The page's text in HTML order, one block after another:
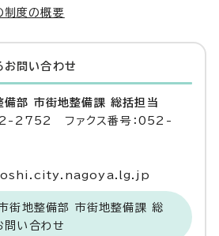
制度の概要
お問い合わせ
備部 市街地整備課 総括担当
2752 ファクス番号：052-
街地整備部 市街地整備課 総
問い合わせ